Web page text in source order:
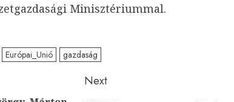
Minisztériummal.
Európai_Unió gazdaság
Next